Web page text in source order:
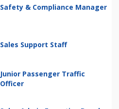
Safety & Compliance Manager
Sales Support Staff
Junior Passenger Traffic
Officer